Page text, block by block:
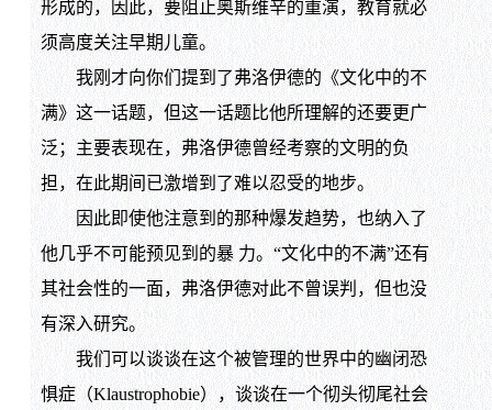
形成的，因此，要阻止奥斯维辛的重演，教育就必
须高度关注早期儿童。
我刚才向你们提到了弗洛伊德的《文化中的不
满》这一话题，但这一话题比他所理解的还要更广
泛；主要表现在，弗洛伊德曾经考察的文明的负
担，在此期间已激增到了难以忍受的地步。
因此即使他注意到的那种爆发趋势，也纳入了
他几乎不可能预见到的暴 力。“文化中的不满”还有
其社会性的一面，弗洛伊德对此不曾误判，但也没
有深入研究。
我们可以谈谈在这个被管理的世界中的幽闭恐
惧症（Klaustrophobie），谈谈在一个彻头彻尾社会